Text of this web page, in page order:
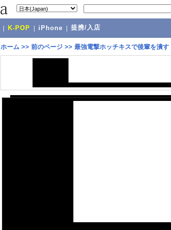
K-POP iPhone 提携/入店
ホーム >> 前のページ >> 最強電撃ホッチキスで後輩を潰す